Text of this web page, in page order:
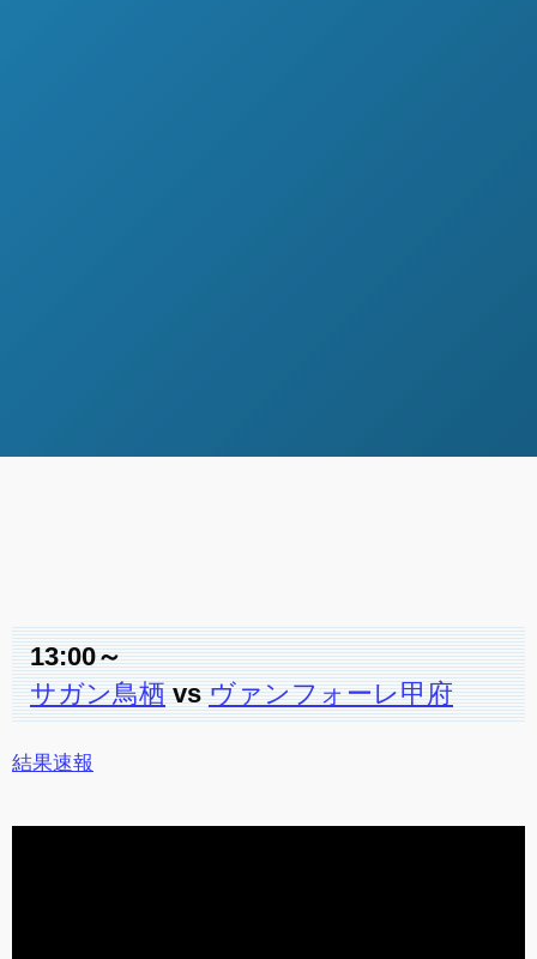
13:00～
サガン鳥栖vsヴァンフォーレ甲府
結果速報